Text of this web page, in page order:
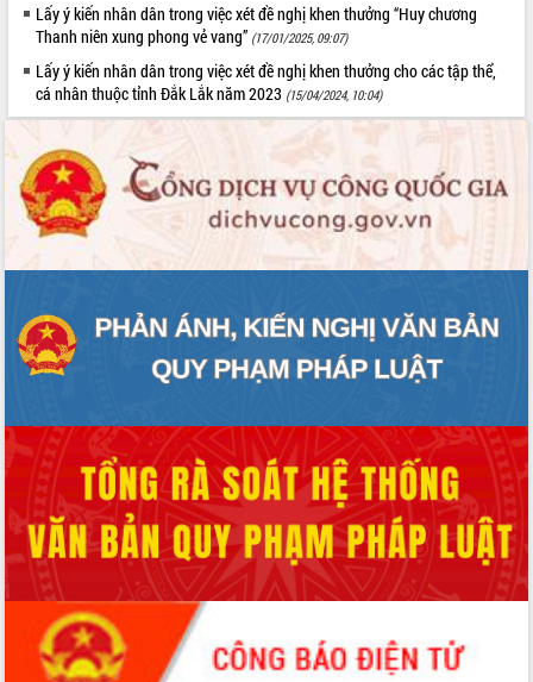
Thứ trưởng Bộ Nông nghiệp và Môi
trường Nguyễn Hoàng Hiệp khảo sát
vùng trồng và doanh nghiệp đóng gói
sầu riêng tại Đắk Lắk
Trình diễn nghệ thuật chế biến các
Đắk Lắk công bố Quy hoạch và xúc
tiến đầu tư tỉnh
Ngành cá ngừ Đắk Lắk chủ động thích
ứng để giữ vững thị trường xuất khẩu
Diễn đàn Kinh tế tư nhân Việt Nam đột
Đề án 06 tạo bước ngoặt đột phá trong
cải cách hành chính tỉnh Đắk Lắk
Kết nối tour, đẩy mạnh chuyển đổi số
Khởi động Dự án Đầu tư xây dựng hạ
tầng kỹ thuật Cụm công nghiệp Tân
Tiến
Gặp mặt các cơ quan báo chí nhân Kỷ
niệm 101 năm Ngày Báo chí Cách
mạng Việt Nam
Đắk Lắk sơ kết 4 năm triển khai thực
hiện Đề án 06 của Chính phủ
Họp báo thông tin về Hội nghị Công bố
Quy hoạch và Xúc tiến đầu tư tỉnh Đắk
Lấy ý kiến nhân dân trong việc xét đề nghị khen thưởng “Huy chương
Thanh niên xung phong vẻ vang” (17/01/2025, 09:07)
Lấy ý kiến nhân dân trong việc xét đề nghị khen thưởng cho các tập thể,
cá nhân thuộc tỉnh Đắk Lắk năm 2023 (15/04/2024, 10:04)